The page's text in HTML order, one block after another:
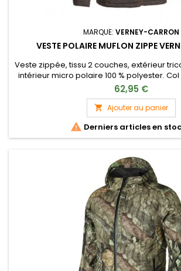
MARQUE: VERNEY-CARRON
VESTE POLAIRE MUFLON ZIPPE
Veste zippée, tissu 2 couches, extérieur
intérieur micro polaire 100 % polyester.
poitrine zippée,2 poches
62,95 €
 Ajouter au panier
 Derniers articles en